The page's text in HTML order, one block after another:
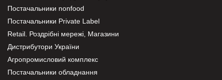
Постачальники nonfood
Постачальники Private Label
Retail. Роздрібні мережі, Магазини
Дистрибутори України
Агропромисловий комплекс
Постачальники обладнання